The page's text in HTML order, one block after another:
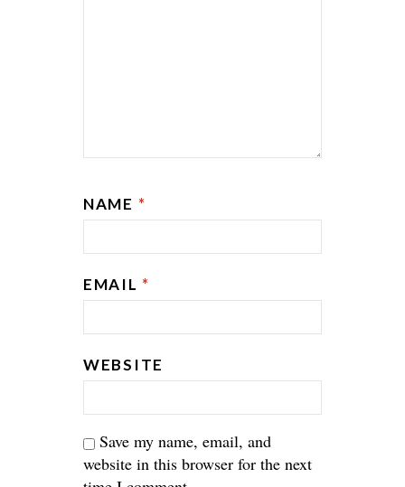
NAME *
EMAIL *
WEBSITE
Save my name, email, and
website in this browser for the next